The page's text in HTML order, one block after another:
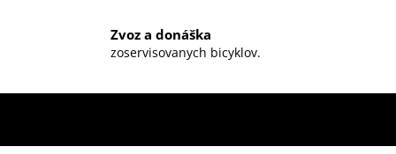
Zvoz a donáška
zoservisovanych bicyklov.